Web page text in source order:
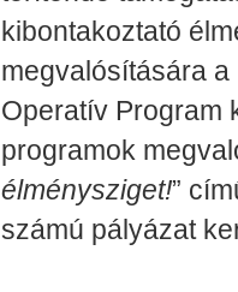
kibontakoztató
megvalósítására
Operatív Program
programok
élménysziget!”
számú pályázat